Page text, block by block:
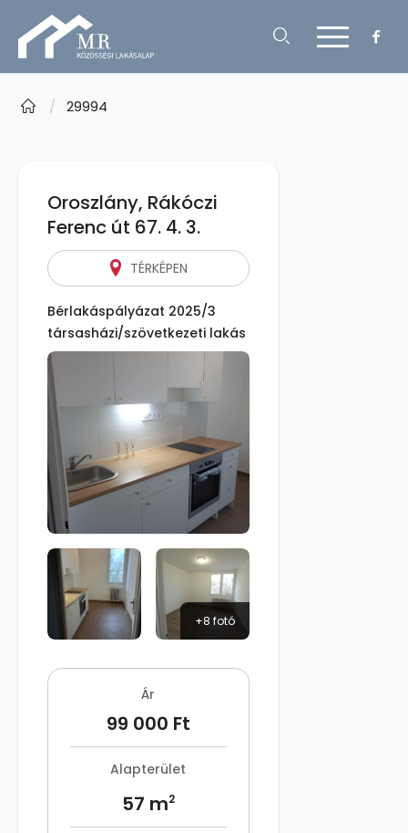
/ 29994
Oroszlány, Rákóczi
Ferenc út 67. 4. 3.
TÉRKÉPEN
Bérlakáspályázat 2025/3
társasházi/szövetkezeti lakás
+8 fotó
Ár
99 000 Ft
Alapterület
57 m2